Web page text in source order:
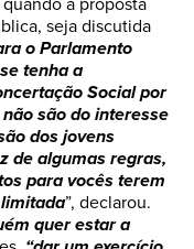
seja discutida
o Parlamento
tenha a
Social por
são do interesse
dos jovens
de algumas regras,
para vocês terem
”, declarou.
quer estar a